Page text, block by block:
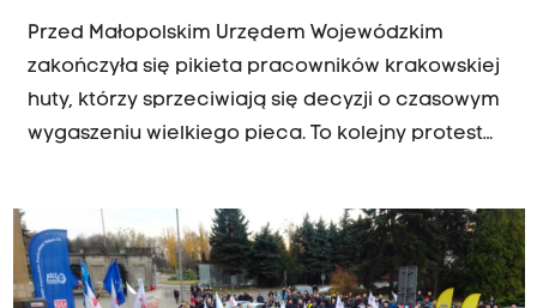
Przed Małopolskim Urzędem Wojewódzkim
zakończyła się pikieta pracowników krakowskiej
huty, którzy sprzeciwiają się decyzji o czasowym
wygaszeniu wielkiego pieca. To kolejny protest
Morawieckiemu przygotowaną przez nich
petycję.